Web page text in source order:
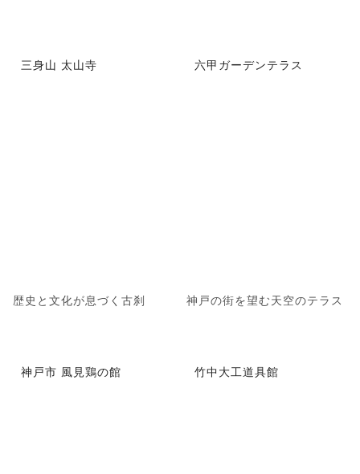
三身山 太山寺
歴史と文化が息づく古刹
六甲ガーデンテラス
神戸の街を望む天空のテラス
神戸市 風見鶏の館 竹中大工道具館